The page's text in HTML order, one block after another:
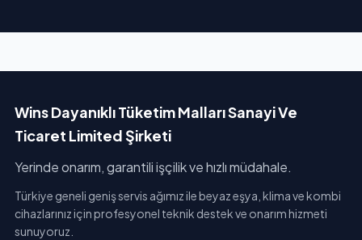
Wins Dayanıklı Tüketim Malları Sanayi Ve
Ticaret Limited Şirketi
Yerinde onarım, garantili işçilik ve hızlı müdahale.
Türkiye geneli geniş servis ağımız ile beyaz eşya, klima ve kombi
cihazlarınız için profesyonel teknik destek ve onarım hizmeti
sunuyoruz.